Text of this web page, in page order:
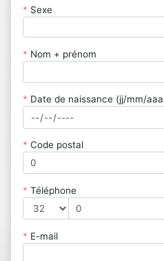
* Sexe
* Nom + prénom
* Date de naissance (jj/mm/
* Code postal
* Téléphone
* E-mail